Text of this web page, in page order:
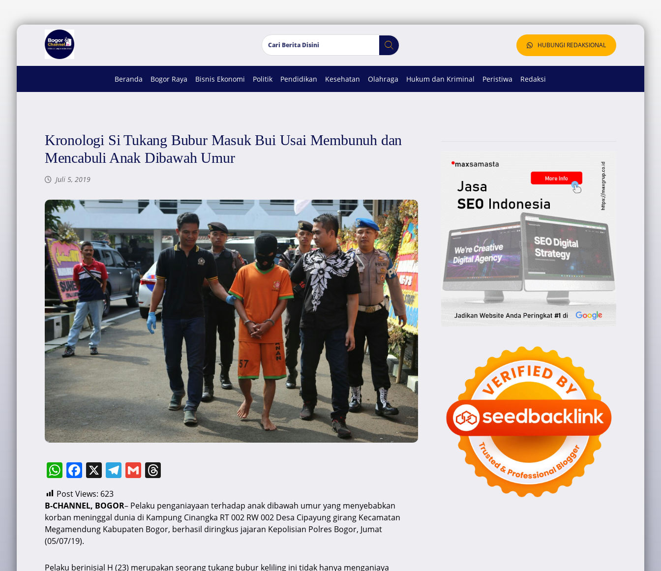
HUBUNGI REDAKSIONAL
Beranda Bogor Raya Bisnis Ekonomi Politik Pendidikan Kesehatan Olahraga Hukum dan Kriminal Peristiwa Redaksi
Kronologi Si Tukang Bubur Masuk Bui Usai Membunuh dan
Mencabuli Anak Dibawah Umur
Juli 5, 2019
W
h
at
s
A
p
p
F
c
e
b
o
o
X T
e
gr
a
G
ai
l
T
e
a
d
Post Views: 623
B-CHANNEL, BOGOR– Pelaku penganiayaan terhadap anak dibawah umur yang menyebabkan
korban meninggal dunia di Kampung Cinangka RT 002 RW 002 Desa Cipayung girang Kecamatan
Megamendung Kabupaten Bogor, berhasil diringkus jajaran Kepolisian Polres Bogor, Jumat
(05/07/19).
Pelaku berinisial H (23) merupakan seorang tukang bubur keliling ini tidak hanya menganiaya